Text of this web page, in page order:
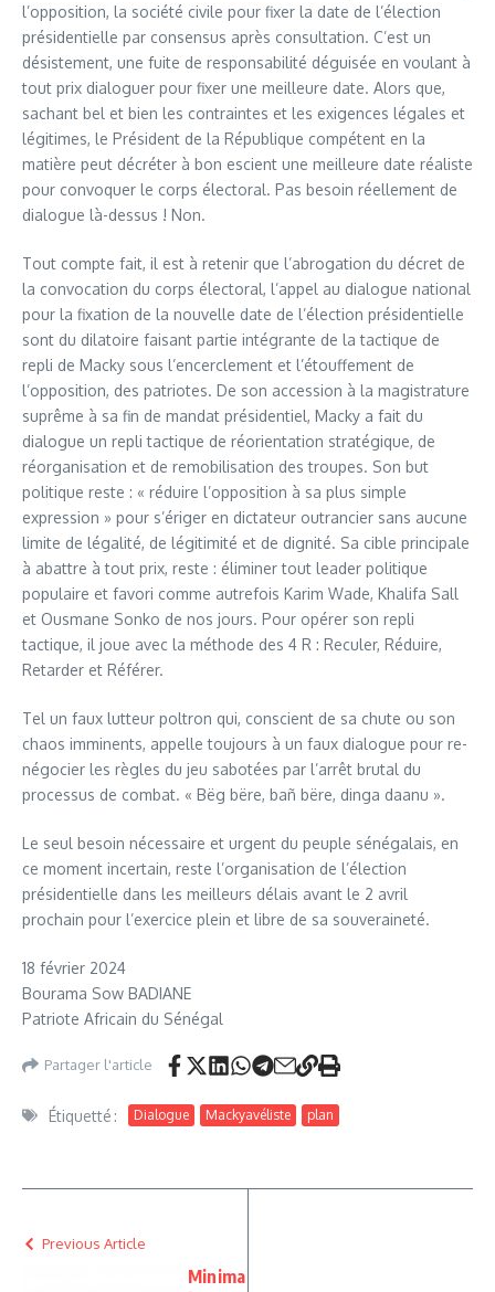
l’opposition, la société civile pour fixer la date de l’élection
présidentielle par consensus après consultation. C’est un
désistement, une fuite de responsabilité déguisée en voulant à
tout prix dialoguer pour fixer une meilleure date. Alors que,
sachant bel et bien les contraintes et les exigences légales et
légitimes, le Président de la République compétent en la
matière peut décréter à bon escient une meilleure date réaliste
pour convoquer le corps électoral. Pas besoin réellement de
dialogue là-dessus ! Non.
Tout compte fait, il est à retenir que l’abrogation du décret de
la convocation du corps électoral, l’appel au dialogue national
pour la fixation de la nouvelle date de l’élection présidentielle
sont du dilatoire faisant partie intégrante de la tactique de
repli de Macky sous l’encerclement et l’étouffement de
l’opposition, des patriotes. De son accession à la magistrature
suprême à sa fin de mandat présidentiel, Macky a fait du
dialogue un repli tactique de réorientation stratégique, de
réorganisation et de remobilisation des troupes. Son but
politique reste : « réduire l’opposition à sa plus simple
expression » pour s’ériger en dictateur outrancier sans aucune
limite de légalité, de légitimité et de dignité. Sa cible principale
à abattre à tout prix, reste : éliminer tout leader politique
populaire et favori comme autrefois Karim Wade, Khalifa Sall
et Ousmane Sonko de nos jours. Pour opérer son repli
tactique, il joue avec la méthode des 4 R : Reculer, Réduire,
Retarder et Référer.
Tel un faux lutteur poltron qui, conscient de sa chute ou son
chaos imminents, appelle toujours à un faux dialogue pour re-
négocier les règles du jeu sabotées par l’arrêt brutal du
processus de combat. « Bëg bëre, bañ bëre, dinga daanu ».
Le seul besoin nécessaire et urgent du peuple sénégalais, en
ce moment incertain, reste l’organisation de l’élection
présidentielle dans les meilleurs délais avant le 2 avril
prochain pour l’exercice plein et libre de sa souveraineté.
18 février 2024
Bourama Sow BADIANE
Patriote Africain du Sénégal
Partager l'article
Étiquetté : Dialogue Mackyavéliste plan
Previous Article
Minima